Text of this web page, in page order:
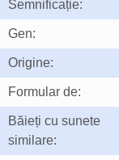
Semnificație:
Gen:
Origine:
Formular de:
Băieți cu sunete
similare: